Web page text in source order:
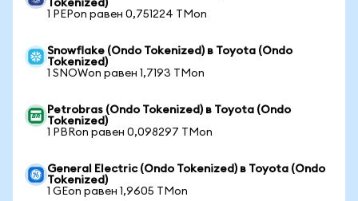
Tokenized)
1 PEPon равен 0,751224 TMon
Snowflake (Ondo Tokenized) в Toyota (Ondo
Tokenized)
1 SNOWon равен 1,7193 TMon
Petrobras (Ondo Tokenized) в Toyota (Ondo
Tokenized)
1 PBRon равен 0,098297 TMon
General Electric (Ondo Tokenized) в Toyota (Ondo
Tokenized)
1 GEon равен 1,9605 TMon